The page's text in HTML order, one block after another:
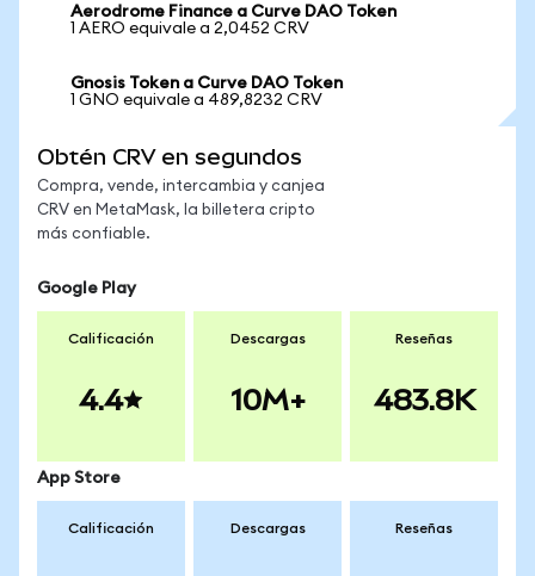
Aerodrome Finance a Curve DAO Token
1 AERO equivale a 2,0452 CRV
Gnosis Token a Curve DAO Token
1 GNO equivale a 489,8232 CRV
Obtén CRV en segundos
Compra, vende, intercambia y canjea
CRV en MetaMask, la billetera cripto
más confiable.
Google Play
Calificación
4.4
Descargas
10M+
Reseñas
483.8K
App Store
Calificación Descargas Reseñas